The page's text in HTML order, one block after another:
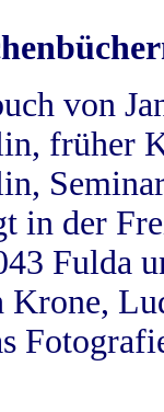
von
früher
in der
Fulda
Krone,